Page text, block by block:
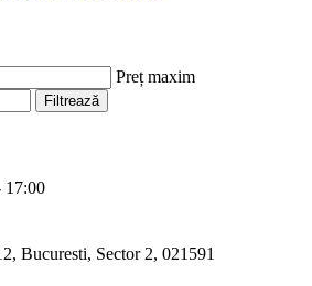
Preț maxim
Filtrează
17:00
Bucuresti, Sector 2, 021591